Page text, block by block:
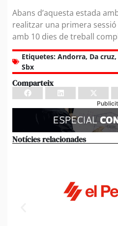
Abans d’aquesta estada
realitzar una primera sessió
amb 10 dies de treball
Etiquetes: Andorra, Da cruz,
Sbx
Comparteix
Notícies relacionades